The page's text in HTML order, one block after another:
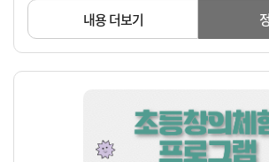
내용 더보기